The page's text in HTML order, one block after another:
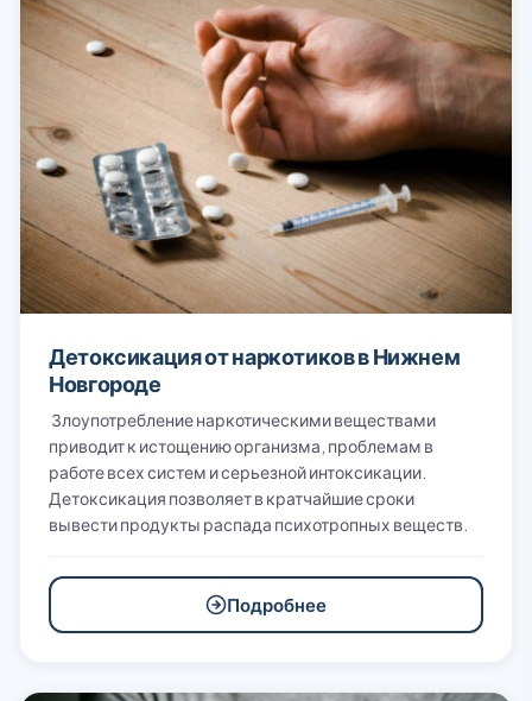
Детоксикация от наркотиков в Нижнем
Новгороде
Злоупотребление наркотическими веществами
приводит к истощению организма, проблемам в
работе всех систем и серьезной интоксикации.
Детоксикация позволяет в кратчайшие сроки
вывести продукты распада психотропных веществ.
Подробнее